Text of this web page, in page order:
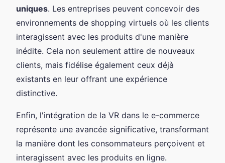
uniques. Les entreprises peuvent concevoir des
environnements de shopping virtuels où les clients
interagissent avec les produits d'une manière
inédite. Cela non seulement attire de nouveaux
clients, mais fidélise également ceux déjà
existants en leur offrant une expérience
distinctive.
Enfin, l'intégration de la VR dans le e-commerce
représente une avancée significative, transformant
la manière dont les consommateurs perçoivent et
interagissent avec les produits en ligne.